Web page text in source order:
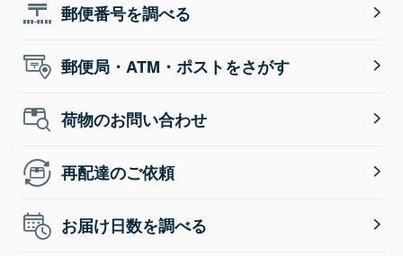
郵便番号を調べる
郵便局・ATM・ポストをさがす
荷物のお問い合わせ
再配達のご依頼
お届け日数を調べる